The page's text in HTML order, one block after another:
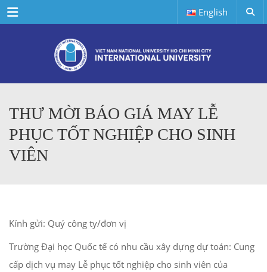
Menu English
THƯ MỜI BÁO GIÁ MAY LỄ
PHỤC TỐT NGHIỆP CHO SINH
VIÊN
Kính gửi: Quý công ty/đơn vị
Trường Đại học Quốc tế có nhu cầu xây dựng dự toán: Cung
cấp dịch vụ may Lễ phục tốt nghiệp cho sinh viên của